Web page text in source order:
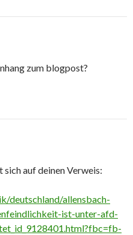
zum blogpost?
sich auf deinen Verweis:
deutschland/allensbach-
ist-unter-afd-